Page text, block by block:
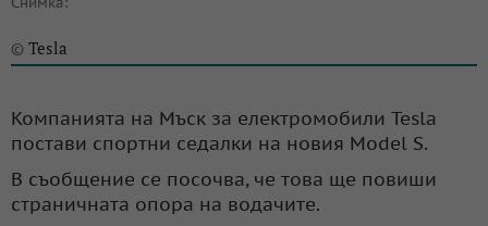
© Tesla
Компанията на Мъск за електромобили Tesla
постави спортни седалки на новия Model S.
В съобщение се посочва, че това ще повиши
страничната опора на водачите.